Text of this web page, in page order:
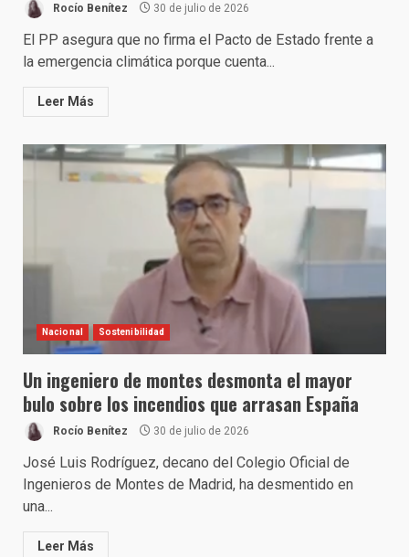
Rocío Benítez 30 de julio de 2026
El PP asegura que no firma el Pacto de Estado frente a
la emergencia climática porque cuenta...
Leer Más
Nacional Sostenibilidad
Un ingeniero de montes desmonta el mayor
bulo sobre los incendios que arrasan España
Rocío Benítez 30 de julio de 2026
José Luis Rodríguez, decano del Colegio Oficial de
Ingenieros de Montes de Madrid, ha desmentido en
una...
Leer Más